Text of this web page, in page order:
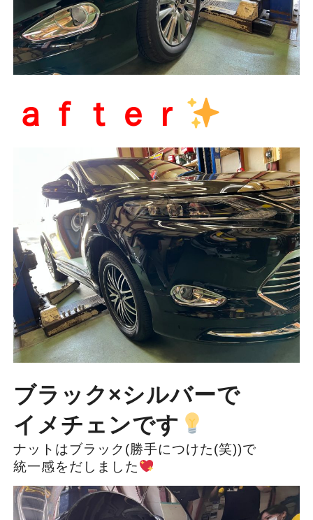
ａｆｔｅｒ
ブラック×シルバーで
イメチェンです
ナットはブラック(勝手につけた(笑))で
統一感をだしました